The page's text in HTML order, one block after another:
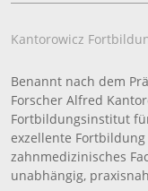
Kantorowicz
Benannt nach dem
Forscher Alfred
Fortbildungsinstitut
exzellente
zahnmedizinisches
unabhängig,